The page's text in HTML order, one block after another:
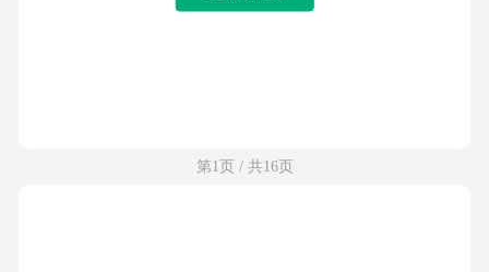
第1页 / 共16页